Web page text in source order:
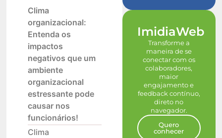
Clima
organizacional:
Entenda os
impactos
negativos que um
ambiente
organizacional
estressante pode
causar nos
funcionários!
Clima
ImidiaWeb
Transforme a
maneira de se
conectar com os
colaboradores,
maior
engajamento e
feedback contínuo,
direto no
navegador.
Quero
conhecer